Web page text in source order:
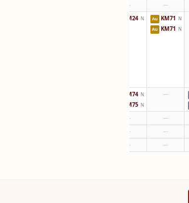
—
—
KM71 N
Au
KM71 N
Au
KM24 N
—
KM74 N
KM75 N
—
—
—
—
—
—